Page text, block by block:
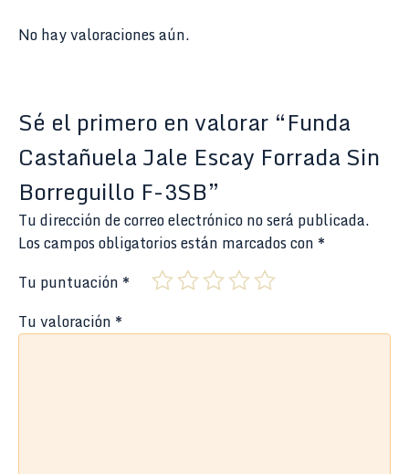
No hay valoraciones aún.
Sé el primero en valorar “Funda
Castañuela Jale Escay Forrada Sin
Borreguillo F-3SB”
Tu dirección de correo electrónico no será publicada.
Los campos obligatorios están marcados con *
Tu puntuación *
Tu valoración *